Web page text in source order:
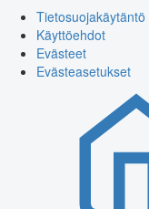
Tietosuojakäytäntö
Käyttöehdot
Evästeet
Evästeasetukset